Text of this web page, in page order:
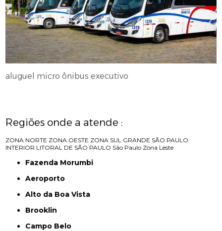
aluguel micro ônibus executivo
Regiões onde a atende :
ZONA NORTE ZONA OESTE ZONA SUL GRANDE SÃO PAULO
INTERIOR LITORAL DE SÃO PAULO São Paulo Zona Leste
Fazenda Morumbi
Aeroporto
Alto da Boa Vista
Brooklin
Campo Belo